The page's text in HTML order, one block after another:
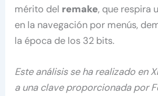
mérito del remake, que respira
en la navegación por menús,
la época de los 32 bits.
Este análisis se ha realizado en
a una clave proporcionada por